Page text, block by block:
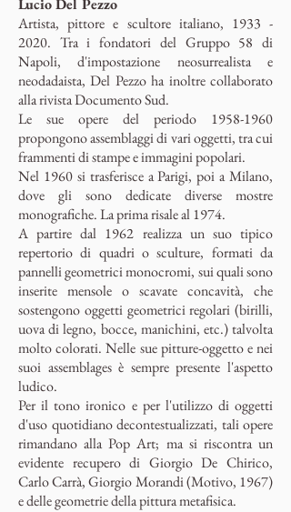
Lucio Del Pezzo
Artista, pittore e scultore italiano, 1933 -
2020. Tra i fondatori del Gruppo 58 di
Napoli, d'impostazione neosurrealista e
neodadaista, Del Pezzo ha inoltre collaborato
alla rivista Documento Sud.
Le sue opere del periodo 1958-1960
propongono assemblaggi di vari oggetti, tra cui
frammenti di stampe e immagini popolari.
Nel 1960 si trasferisce a Parigi, poi a Milano,
dove gli sono dedicate diverse mostre
monografiche. La prima risale al 1974.
A partire dal 1962 realizza un suo tipico
repertorio di quadri o sculture, formati da
pannelli geometrici monocromi, sui quali sono
inserite mensole o scavate concavità, che
sostengono oggetti geometrici regolari (birilli,
uova di legno, bocce, manichini, etc.) talvolta
molto colorati. Nelle sue pitture-oggetto e nei
suoi assemblages è sempre presente l'aspetto
ludico.
Per il tono ironico e per l'utilizzo di oggetti
d'uso quotidiano decontestualizzati, tali opere
rimandano alla Pop Art; ma si riscontra un
evidente recupero di Giorgio De Chirico,
Carlo Carrà, Giorgio Morandi (Motivo, 1967)
e delle geometrie della pittura metafisica.